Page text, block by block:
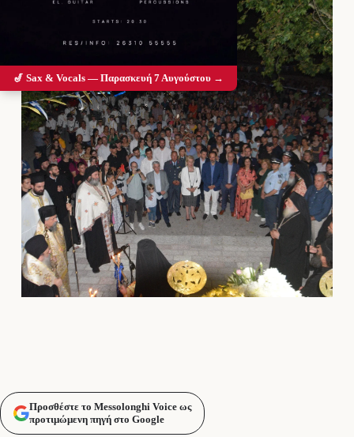
Προσθέστε το Messolonghi Voice ως
προτιμώμενη πηγή στο Google
🎷 Sax & Vocals — Παρασκευή 7 Αυγούστου →